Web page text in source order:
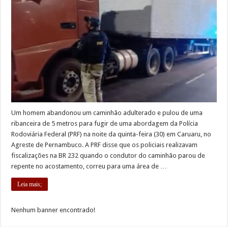
Um homem abandonou um caminhão adulterado e pulou de uma
ribanceira de 5 metros para fugir de uma abordagem da Polícia
Rodoviária Federal (PRF) na noite da quinta-feira (30) em Caruaru, no
Agreste de Pernambuco. A PRF disse que os policiais realizavam
fiscalizações na BR 232 quando o condutor do caminhão parou de
repente no acostamento, correu para uma área de …
Leia mais;
Nenhum banner encontrado!